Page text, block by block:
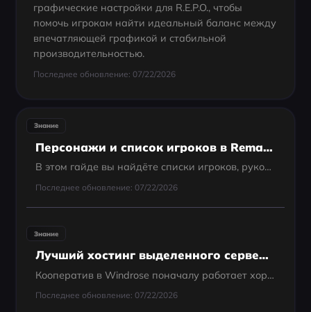
графические настройки для R.E.P.O., чтобы
помочь игрокам найти идеальный баланс между
впечатляющей графикой и стабильной
производительностью.
Последнее обновление: 07/22/2026
Знание
Персонажи и список игроков в Rematch | Полное руководство
В этом гайде вы найдёте списки игроков, руководство по созданию и кастомизации персонажей, узнаете о лучших игроках и получите советы по использованию инструментов, таких как LagoFast, для более плавного игрового процесса. Приступим!
Последнее обновление: 07/22/2026
Знание
Лучший хостинг выделенного сервера Windrose (руководство 2026)
Кооператив в Windrose поначалу работает хорошо, но как только появляются проблемы с подключением или ограничения хоста, игровой процесс может стать нестабильным. Обычно именно в этот момент игроки начинают рассматривать аренду выделенного сервера как...
Последнее обновление: 07/22/2026